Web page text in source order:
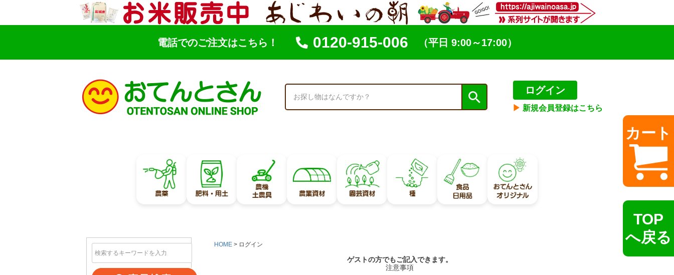
電話でのご注文はこちら！ 0120-915-006 （平日 9:00～17:00）
検索
ログイン
▶︎ 新規会員登録はこちら
カート
TOP
へ戻る
HOME ログイン
ゲストの方でもご記入できます。
注意事項